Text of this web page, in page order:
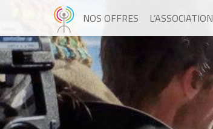
NOS OFFRES L’ASSOCIATION